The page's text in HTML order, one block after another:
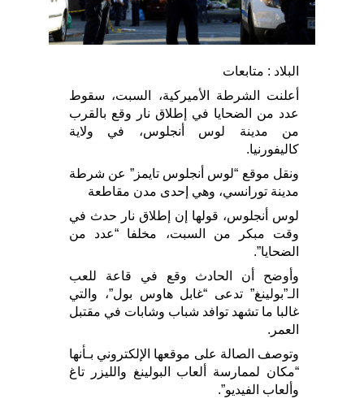
البلاد : متابعات
أعلنت الشرطة الأميركية، السبت، سقوط
عدد من الضحايا في إطلاق نار وقع بالقرب
من مدينة لوس أنجلوس، في ولاية
كاليفورنيا.
ونقل موقع “لوس أنجلوس تايمز” عن شرطة
مدينة تورانسي، وهي إحدى مدن مقاطعة
لوس أنجلوس، قولها إن إطلاق نار حدث في
وقت مبكر من السبت، مخلفا “عدد من
الضحايا”.
وأوضح أن الحادث وقع في قاعة للعب
الـ”بولينغ” تدعى “غابل هاوس بول”، والتي
غالبا ما تشهد توافد شباب وشابات في مقتبل
العمر.
وتوصف الصالة على موقعها الإلكتروني بـأنها
“مكان لممارسة ألعاب البولينغ والليزر تاغ
وألعاب الفيديو”.